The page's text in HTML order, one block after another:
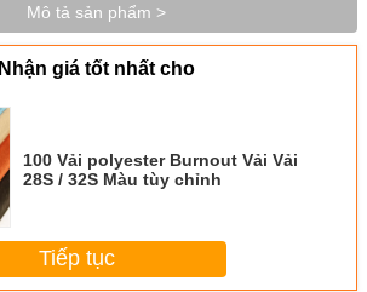
Mô tả sản phẩm >
Nhận giá tốt nhất cho
100 Vải polyester Burnout Vải Vải
28S / 32S Màu tùy chỉnh
Tiếp tục